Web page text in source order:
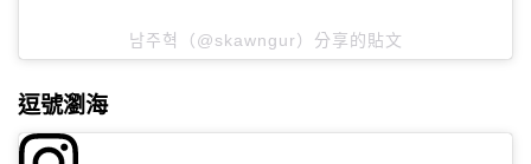
남주혁（@skawngur）分享的貼文
逗號瀏海